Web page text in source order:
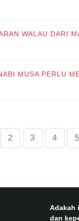
WALAU DARI
MUSA PERLU
2 3 4 5
Adakah
dan